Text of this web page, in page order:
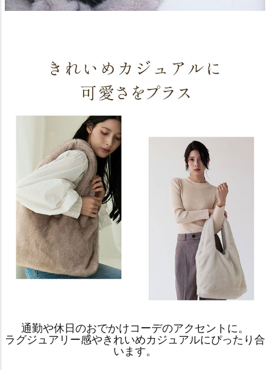
通勤や休日のおでかけコーデのアクセントに。
ラグジュアリー感やきれいめカジュアルにぴったり合
います。